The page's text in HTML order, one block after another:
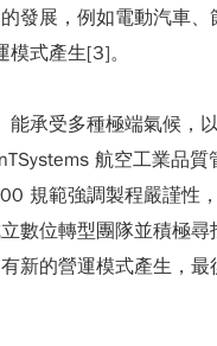
發展，例如電動汽車
式產生[3]。
承受多種極端氣候
航空工業品
規範強調製程嚴謹
數位轉型團隊並積極
新的營運模式產生，